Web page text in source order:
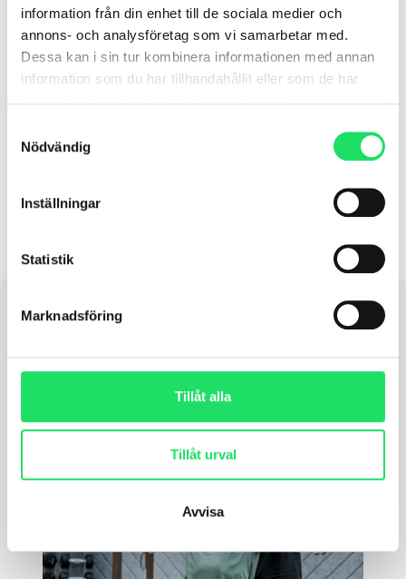
information från din enhet till de sociala medier och
annons- och analysföretag som vi samarbetar med.
Dessa kan i sin tur kombinera informationen med annan
information som du har tillhandahållit eller som de har
Nödvändig
Inställningar
Statistik
Marknadsföring
Tillåt alla
Tillåt urval
Avvisa
för fastighetsbolag som vill erbjuda sina
hyresgäster en hälsoservice integrerad i
vardagen. Under pandemin,